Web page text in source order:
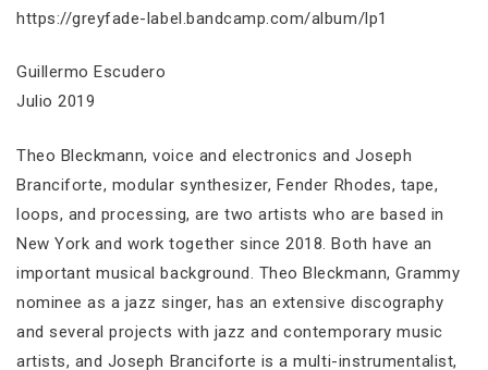
https://greyfade-label.bandcamp.com/album/lp1
Guillermo Escudero
Julio 2019
Theo Bleckmann, voice and electronics and Joseph
Branciforte, modular synthesizer, Fender Rhodes, tape,
loops, and processing, are two artists who are based in
New York and work together since 2018. Both have an
important musical background. Theo Bleckmann, Grammy
nominee as a jazz singer, has an extensive discography
and several projects with jazz and contemporary music
artists, and Joseph Branciforte is a multi-instrumentalist,